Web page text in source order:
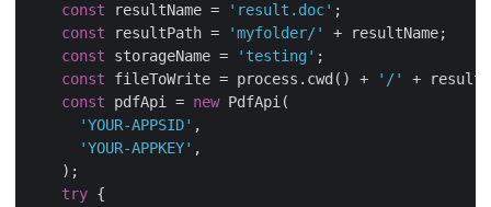
const resultName = 'result.doc' ;
const resultPath = 'myfolder/'
+ resultName;
const storageName = 'testing' ;
const fileToWrite = process.cwd() + '/'
+
const pdfApi = new PdfApi(
'YOUR-APPSID' ,
'YOUR-APPKEY' ,
    );
try {